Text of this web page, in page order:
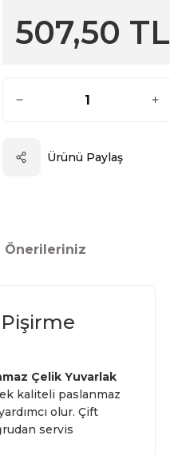
507,50 TL
Ürünü Paylaş
Önerileriniz
Çelik Yuvarlak
kaliteli paslanmaz
olur. Çift
servis